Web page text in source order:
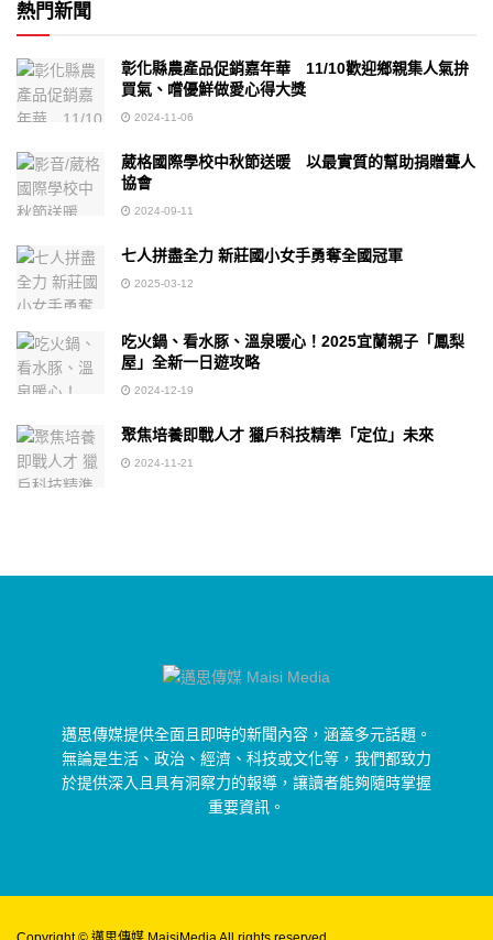
熱門新聞
彰化縣農產品促銷嘉年華 11/10歡迎鄉親集人氣拚
買氣、嚐優鮮做愛心得大獎
2024-11-06
葳格國際學校中秋節送暖 以最實質的幫助捐贈聾人
協會
2024-09-11
七人拼盡全力 新莊國小女手勇奪全國冠軍
2025-03-12
吃火鍋、看水豚、溫泉暖心！2025宜蘭親子「鳳梨
屋」全新一日遊攻略
2024-12-19
聚焦培養即戰人才 獵戶科技精準「定位」未來
2024-11-21
邁思傳媒提供全面且即時的新聞內容，涵蓋多元話題。
無論是生活、政治、經濟、科技或文化等，我們都致力
於提供深入且具有洞察力的報導，讓讀者能夠隨時掌握
重要資訊。